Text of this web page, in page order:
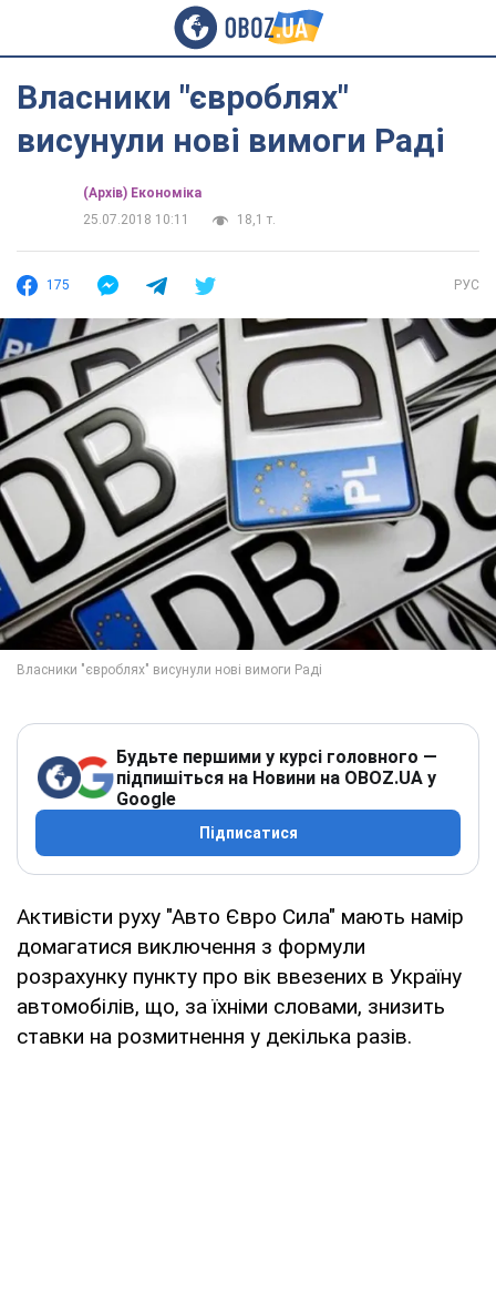
Власники "євроблях"
висунули нові вимоги Раді
(Архів) Економіка
25.07.2018 10:11
18,1 т.
175 РУС
Будьте першими у курсі головного —
підпишіться на Новини на OBOZ.UA у
Google
Підписатися
Активісти руху "Авто Євро Сила" мають намір
домагатися виключення з формули
розрахунку пункту про вік ввезених в Україну
автомобілів, що, за їхніми словами, знизить
ставки на розмитнення у декілька разів.